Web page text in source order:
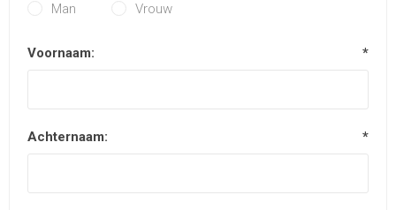
Man Vrouw
Voornaam: *
Achternaam: *